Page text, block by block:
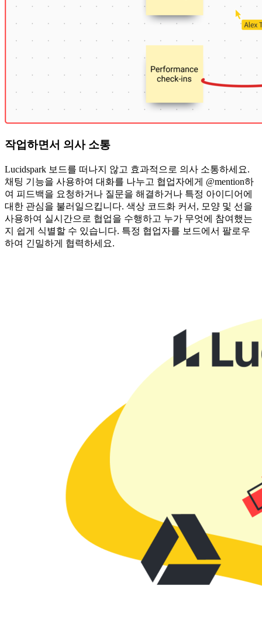
작업하면서 의사 소통
Lucidspark 보드를 떠나지 않고 효과적으로 의사 소통하세요.
채팅 기능을 사용하여 대화를 나누고 협업자에게 @mention하
여 피드백을 요청하거나 질문을 해결하거나 특정 아이디어에
대한 관심을 불러일으킵니다. 색상 코드화 커서, 모양 및 선을
사용하여 실시간으로 협업을 수행하고 누가 무엇에 참여했는
지 쉽게 식별할 수 있습니다. 특정 협업자를 보드에서 팔로우
하여 긴밀하게 협력하세요.